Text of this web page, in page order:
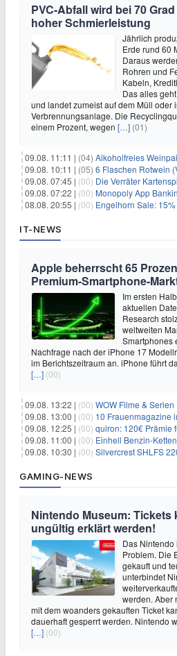
PVC-Abfall wird bei 70
hoher Schmierleistung
Jährlich
Erde rund 60
Daraus
Rohren und
Kabeln,
Das alles
und landet zumeist auf dem Müll oder
Verbrennungsanlage. Die
einem Prozent, wegen […] (01)
09.08. 11:11 | (04) Alkoholfreies Weinpaket mit 47%
09.08. 10:11 | (05) 6 Flaschen Rotwein (Vinos Tinto
09.08. 07:45 | (00) Die Verräter
09.08. 07:22 | (00) Monopoly App Banking
08.08. 20:55 | (00) Engelhorn Sale: 15% Extra-
IT-NEWS
Apple beherrscht 65
Premium-Smartphone-
Im ersten
aktuellen
Research
weltweiten
Smartphones
Nachfrage nach der iPhone 17
im Berichtszeitraum an. iPhone führt
[…] (00)
09.08. 13:22 | (00) WOW Filme & Serien + Apple TV für 9,95€/
09.08. 13:00 | (00) 10 Frauenmagazine im
09.08. 12:25 | (00) quiron: 120€ Prämie für
09.08. 11:00 | (00) Einhell Benzin-
09.08. 10:30 | (00) Silvercrest SHLFS 2200 A1
GAMING-NEWS
Nintendo Museum: Tickets
ungültig erklärt werden!
Das Nintendo
Problem. Die
gekauft und
unterbindet
werden. Aber
mit dem woanders gekauften Ticket
dauerhaft gesperrt werden. Nintendo
[…] (00)